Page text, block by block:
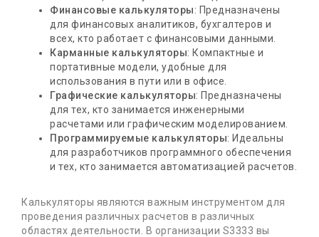
Финансовые калькуляторы: Предназначены
для финансовых аналитиков, бухгалтеров и
всех, кто работает с финансовыми данными.
Карманные калькуляторы: Компактные и
портативные модели, удобные для
использования в пути или в офисе.
Графические калькуляторы: Предназначены
для тех, кто занимается инженерными
расчетами или графическим моделированием.
Программируемые калькуляторы: Идеальны
для разработчиков программного обеспечения
и тех, кто занимается автоматизацией расчетов.
Калькуляторы являются важным инструментом для
проведения различных расчетов в различных
областях деятельности. В организации S3333 вы